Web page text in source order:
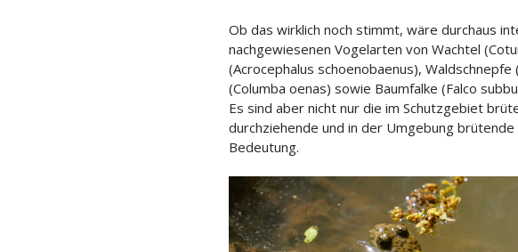
Ob das wirklich noch stimmt, wäre durchaus
nachgewiesenen Vogelarten von Wachtel
(Acrocephalus schoenobaenus),
(Columba oenas) sowie Baumfalke (Falco
Es sind aber nicht nur die im Schutzgebiet
durchziehende und in der Umgebung
Bedeutung.